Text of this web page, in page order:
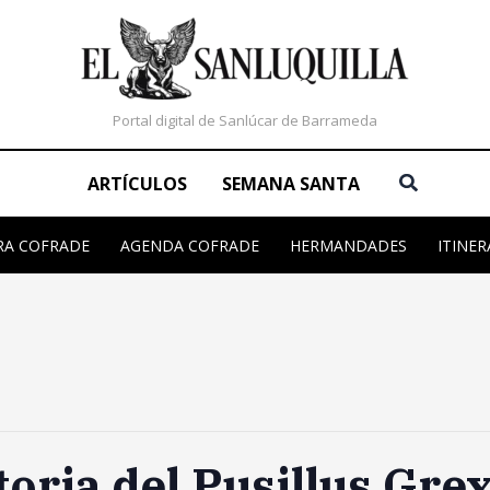
Portal digital de Sanlúcar de Barrameda
ARTÍCULOS SEMANA SANTA Buscar
COFRADE AGENDA COFRADE HERMANDADES